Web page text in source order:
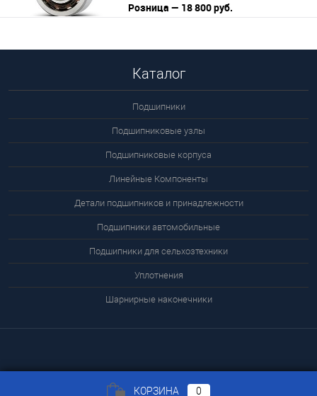
Розница — 18 800 руб.
Каталог
Подшипники
Подшипниковые узлы
Подшипниковые корпуса
Линейные Компоненты
Детали подшипников и принадлежности
Подшипники автомобильные
Подшипники для сельхозтехники
Уплотнения
Шарнирные наконечники
КОРЗИНА 0